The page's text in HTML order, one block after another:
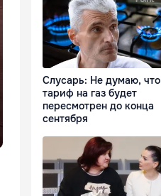
Слусарь: Не думаю, что
тариф на газ будет
пересмотрен до конца
сентября